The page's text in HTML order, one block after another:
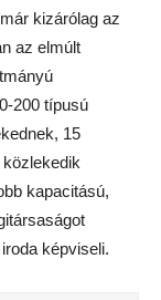
kizárólag az
az elmúlt
200 típusú
15
kapacitású,
képviseli.